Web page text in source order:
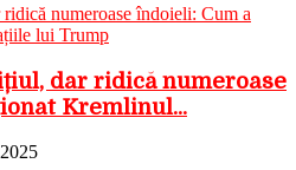
dar ridică numeroase
Kremlinul...